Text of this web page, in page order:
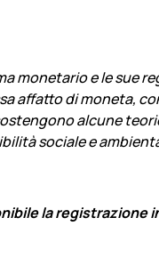
monetario e le sue
affatto di moneta,
alcune
sociale e
la registrazione